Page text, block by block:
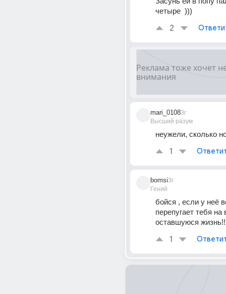
четыре  )))
2
mari_0108
Высший разум
3г
неужели, сколько
1
bomsi
Гений
3г
бойся , если у неё
перепугает тебя на
оставшуюся
1